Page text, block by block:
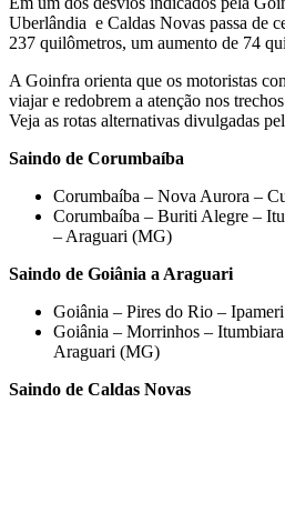
Uberlândia e Caldas Novas passa de
237 quilômetros, um aumento de 74
A Goinfra orienta que os motoristas
viajar e redobrem a atenção nos
Veja as rotas alternativas divulgadas
Saindo de Corumbaíba
Corumbaíba – Nova Aurora –
Corumbaíba – Buriti Alegre –
– Araguari (MG)
Saindo de Goiânia a Araguari
Goiânia – Pires do Rio –
Goiânia – Morrinhos –
Araguari (MG)
Saindo de Caldas Novas